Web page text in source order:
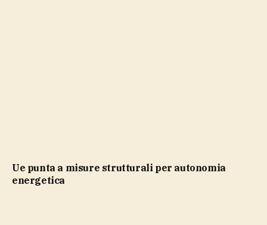
Ue punta a misure strutturali per autonomia
energetica